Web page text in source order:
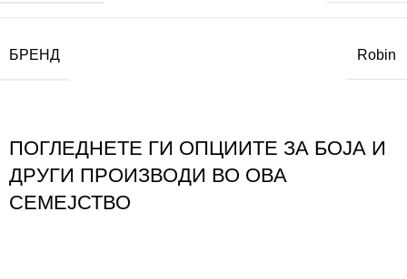
БРЕНД Robin
ПОГЛЕДНЕТЕ ГИ ОПЦИИТЕ ЗА БОЈА И
ДРУГИ ПРОИЗВОДИ ВО ОВА
СЕМЕЈСТВО